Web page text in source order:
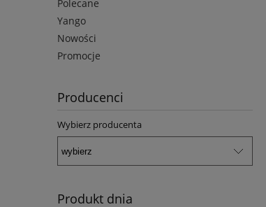
Polecane
Yango
Nowości
Promocje
Producenci
Wybierz producenta
Produkt dnia